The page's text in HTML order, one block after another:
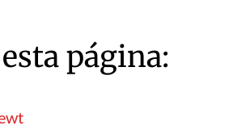
página: